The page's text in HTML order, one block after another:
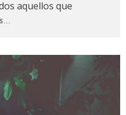
aquellos que